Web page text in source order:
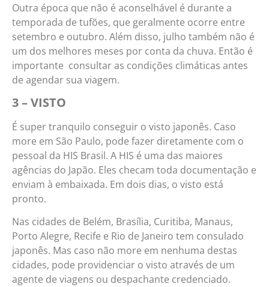
Outra época que não é aconselhável é durante a
temporada de tufões, que geralmente ocorre entre
setembro e outubro. Além disso, julho também não é
um dos melhores meses por conta da chuva. Então é
importante consultar as condições climáticas antes
de agendar sua viagem.
3 – VISTO
É super tranquilo conseguir o visto japonês. Caso
more em São Paulo, pode fazer diretamente com o
pessoal da HIS Brasil. A HIS é uma das maiores
agências do Japão. Eles checam toda documentação e
enviam à embaixada. Em dois dias, o visto está
pronto.
Nas cidades de Belém, Brasília, Curitiba, Manaus,
Porto Alegre, Recife e Rio de Janeiro tem consulado
japonês. Mas caso não more em nenhuma destas
cidades, pode providenciar o visto através de um
agente de viagens ou despachante credenciado.